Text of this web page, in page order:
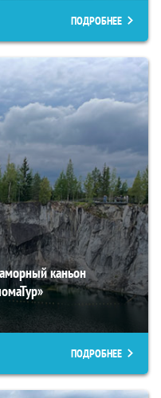
ПОДРОБНЕЕ
каньон
ПОДРОБНЕЕ